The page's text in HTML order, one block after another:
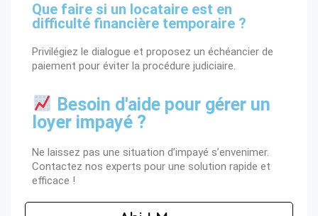
Que faire si un locataire est en
difficulté financière temporaire ?
Privilégiez le dialogue et proposez un échéancier de
paiement pour éviter la procédure judiciaire.
Besoin d'aide pour gérer un
loyer impayé ?
Ne laissez pas une situation d’impayé s’envenimer.
Contactez nos experts pour une solution rapide et
efficace !